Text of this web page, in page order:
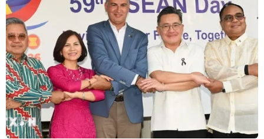
VN-Index tăng hơn 27 điểm, khối
ngoại mua ròng trở lại hơn 1.000 tỷ
đồng
03/08/2026 09:32
Cổ phiếu công nghệ giảm sâu: Định
giá lại hay cơ hội tích lũy?
03/08/2026 08:45